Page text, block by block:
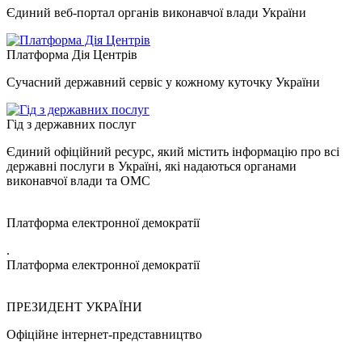
Єдиний веб-портал органів виконавчої влади України
Платформа Дія Центрів
Сучасний державний сервіс у кожному куточку України
Гід з державних послуг
Єдиний офіційний ресурс, який містить інформацію про всі
державні послуги в Україні, які надаються органами
виконавчої влади та ОМС
Платформа електронної демократії
.
Платформа електронної демократії
ПРЕЗИДЕНТ УКРАЇНИ
Офіційне інтернет-представництво